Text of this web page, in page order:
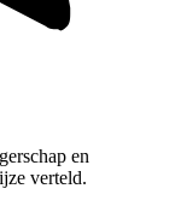
en
verteld.